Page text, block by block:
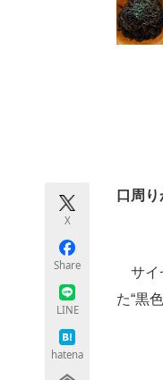
X
Share
LINE
hatena
口周
サイ
た“黒